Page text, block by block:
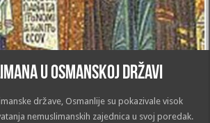
u Osmanskoj državi
države, Osmanlije su pokazivale visok
nemuslimanskih zajednica u svoj poredak.